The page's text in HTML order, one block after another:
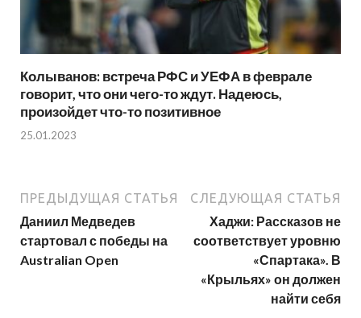
Колыванов: встреча РФС и УЕФА в феврале
говорит, что они чего-то ждут. Надеюсь,
произойдет что-то позитивное
25.01.2023
ПРЕДЫДУЩАЯ СТАТЬЯ
Даниил Медведев
стартовал с победы на
Australian Open
СЛЕДУЮЩАЯ СТАТЬЯ
Хаджи: Рассказов не
соответствует уровню
«Спартака». В
«Крыльях» он должен
найти себя